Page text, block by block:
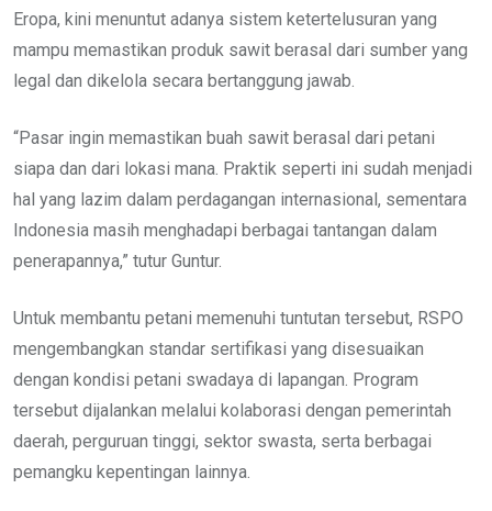
Eropa, kini menuntut adanya sistem ketertelusuran yang
mampu memastikan produk sawit berasal dari sumber yang
legal dan dikelola secara bertanggung jawab.
“Pasar ingin memastikan buah sawit berasal dari petani
siapa dan dari lokasi mana. Praktik seperti ini sudah menjadi
hal yang lazim dalam perdagangan internasional, sementara
Indonesia masih menghadapi berbagai tantangan dalam
penerapannya,” tutur Guntur.
Untuk membantu petani memenuhi tuntutan tersebut, RSPO
mengembangkan standar sertifikasi yang disesuaikan
dengan kondisi petani swadaya di lapangan. Program
tersebut dijalankan melalui kolaborasi dengan pemerintah
daerah, perguruan tinggi, sektor swasta, serta berbagai
pemangku kepentingan lainnya.